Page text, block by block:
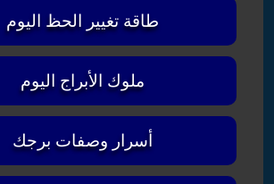
طاقة تغيير الحظ اليوم
ملوك الأبراج اليوم
أسرار وصفات برجك